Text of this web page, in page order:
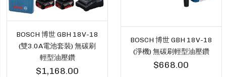
BOSCH 博世 GBH 18V-18
(雙3.0A電池套裝) 無碳刷
輕型油壓鑽
$1,168.00
BOSCH 博世 GBH 18V-18
(淨機) 無碳刷輕型油壓鑽
$668.00